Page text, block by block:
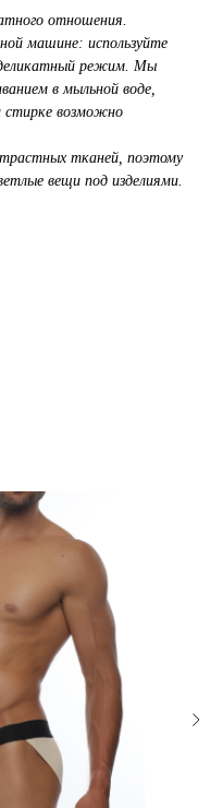
отношения.
машине: используйте
режим. Мы
в мыльной воде,
стирке возможно
тканей, поэтому
вещи под изделиями.